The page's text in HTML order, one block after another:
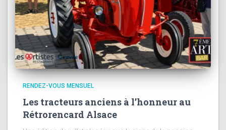
RENDEZ-VOUS MENSUEL
Les tracteurs anciens à l’honneur au
Rétrorencard Alsace